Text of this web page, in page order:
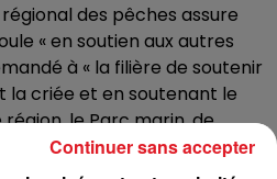
des pêches assure
« en soutien aux autres
à « la filière de soutenir
criée et en soutenant le
le Parc marin, de
concerné. Le projet
au chalut ou à la
Continuer sans accepter